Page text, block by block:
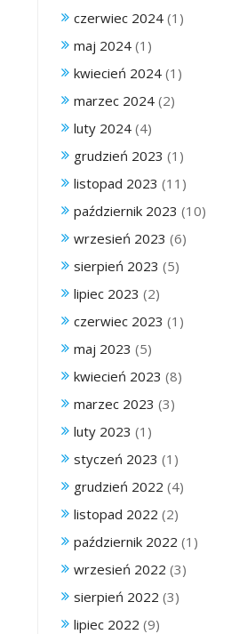
czerwiec 2024 (1)
maj 2024 (1)
kwiecień 2024 (1)
marzec 2024 (2)
luty 2024 (4)
grudzień 2023 (1)
listopad 2023 (11)
październik 2023 (10)
wrzesień 2023 (6)
sierpień 2023 (5)
lipiec 2023 (2)
czerwiec 2023 (1)
maj 2023 (5)
kwiecień 2023 (8)
marzec 2023 (3)
luty 2023 (1)
styczeń 2023 (1)
grudzień 2022 (4)
listopad 2022 (2)
październik 2022 (1)
wrzesień 2022 (3)
sierpień 2022 (3)
lipiec 2022 (9)